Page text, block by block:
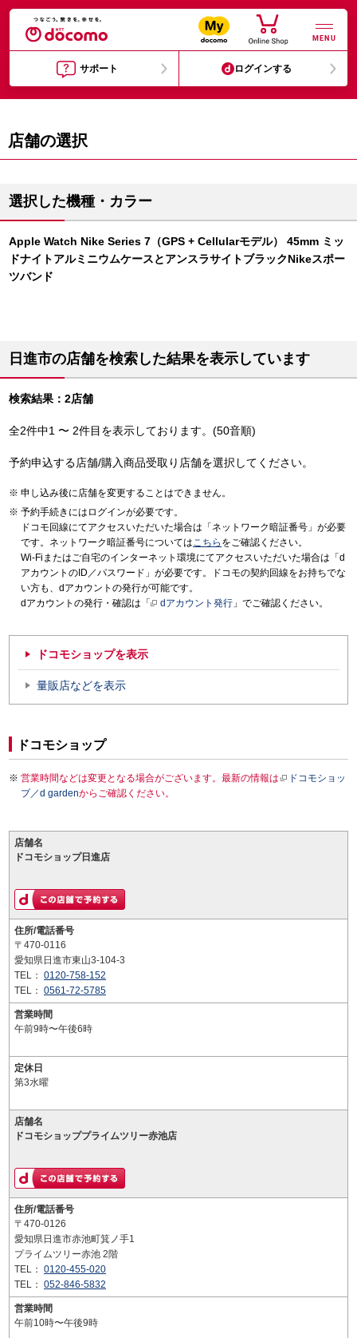
MENU
サポート ログインする
店舗の選択
選択した機種・カラー
Apple Watch Nike Series 7（GPS + Cellularモデル） 45mm ミッ
ドナイトアルミニウムケースとアンスラサイトブラックNikeスポー
ツバンド
日進市の店舗を検索した結果を表示しています
検索結果：2店舗
全2件中1 〜 2件目を表示しております。(50音順)
予約申込する店舗/購入商品受取り店舗を選択してください。
申し込み後に店舗を変更することはできません。
予約手続きにはログインが必要です。
ドコモ回線にてアクセスいただいた場合は「ネットワーク暗証番号」が必要
です。ネットワーク暗証番号についてはこちら をご確認ください。
Wi-Fiまたはご自宅のインターネット環境にてアクセスいただいた場合は「d
アカウントのID／パスワード」が必要です。ドコモの契約回線をお持ちでな
い方も、dアカウントの発行が可能です。
dアカウントの発行・確認は「
dアカウント発行 」でご確認ください。
ドコモショップを表示
量販店などを表示
ドコモショップ
営業時間などは変更となる場合がございます。最新の情報は
ドコモショッ
プ／d gardenからご確認ください。
店舗名
ドコモショップ日進店
住所/電話番号
〒470-0116
愛知県日進市東山3-104-3
TEL： 0120-758-152
TEL： 0561-72-5785
営業時間
午前9時〜午後6時
定休日
第3水曜
店舗名
ドコモショッププライムツリー赤池店
住所/電話番号
〒470-0126
愛知県日進市赤池町箕ノ手1
プライムツリー赤池 2階
TEL： 0120-455-020
TEL： 052-846-5832
営業時間
午前10時〜午後9時